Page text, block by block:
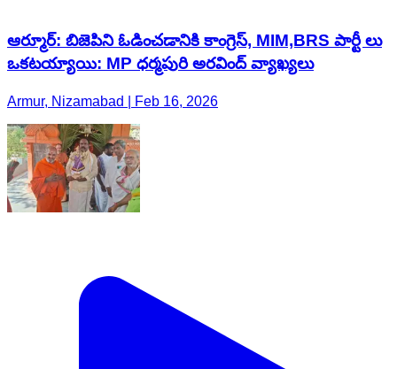
ఆర్మూర్: బిజెపిని ఓడించడానికి కాంగ్రెస్, MIM,BRS పార్టీ లు
ఒకటయ్యాయి: MP ధర్మపురి అరవింద్ వ్యాఖ్యలు
Armur, Nizamabad | Feb 16, 2026